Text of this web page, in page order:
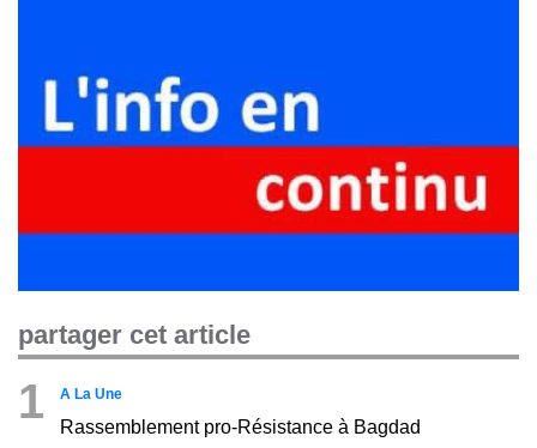
partager cet article
1 A La Une
Rassemblement pro-Résistance à Bagdad